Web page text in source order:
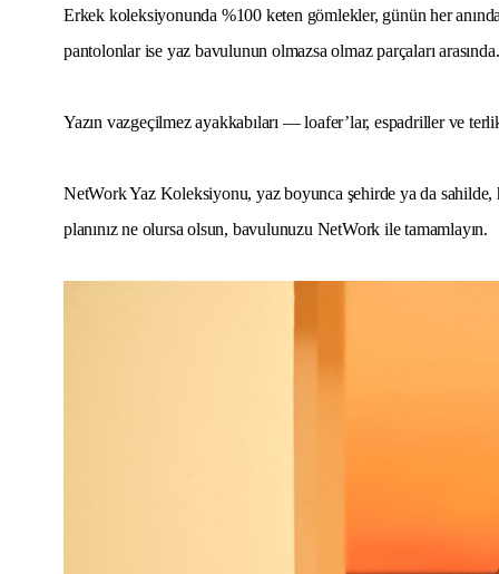
Erkek koleksiyonunda %100 keten gömlekler, günün her
pantolonlar ise yaz bavulunun olmazsa olmaz parçaları arasında.
Yazın vazgeçilmez ayakkabıları — loafer’lar, espadriller ve
NetWork Yaz Koleksiyonu, yaz boyunca şehirde ya da
planınız ne olursa olsun, bavulunuzu NetWork ile tamamlayın.